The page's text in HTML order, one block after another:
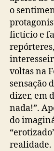
o
fictício e
voltas na
sensação
dizer, em
nada!”.
do
realidade.